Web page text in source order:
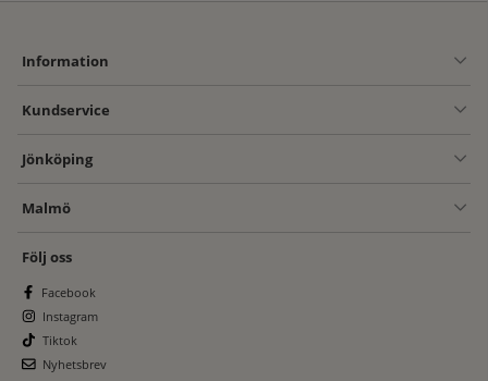
Information
Kundservice
Jönköping
Malmö
Följ oss
Facebook
Instagram
Tiktok
Nyhetsbrev